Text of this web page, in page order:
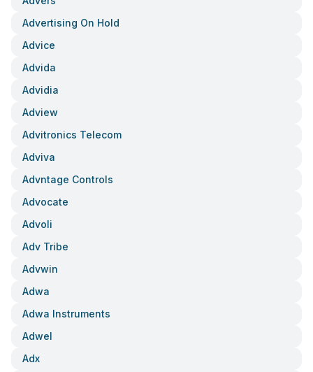
Advertising On Hold
Advice
Advida
Advidia
Adview
Advitronics Telecom
Adviva
Advntage Controls
Advocate
Advoli
Adv Tribe
Advwin
Adwa
Adwa Instruments
Adwel
Adx